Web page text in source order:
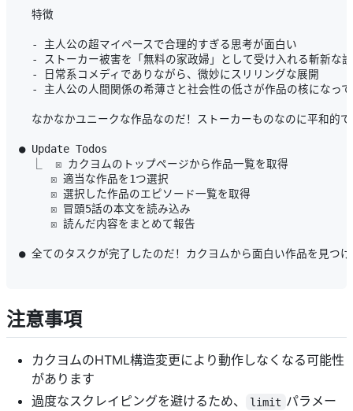
  特徴
  - 主人公の超マイペースで合理的すぎる思考が面白い
- ストーカー被害を「無料の家政婦」として受け入れる斬新な
  - 日常系コメディでありながら、微妙にスリリングな展開
- 主人公の人間関係の希薄さと社会性の低さが作品の核になっ
なかなかユニークな作品なのだ！ストーカーものなのに平和的
● Update Todos
  ⎿  ☒ カクヨムのトップページから作品一覧を取得
     ☒ 適当な作品を1つ選択
     ☒ 選択した作品のエピソード一覧を取得
     ☒ 冒頭5話の本文を読み込み
     ☒ 読んだ内容をまとめて報告
● 全てのタスクが完了したのだ！カクヨムから面白い作品を見つ
注意事項
カクヨムのHTML構造変更により動作しなくなる可能性
があります
過度なスクレイピングを避けるため、
limit パラメー